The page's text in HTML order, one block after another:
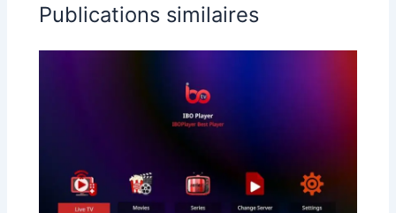
Publications similaires